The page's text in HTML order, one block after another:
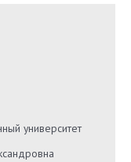
университет